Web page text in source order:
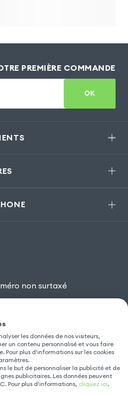
PREMIÈRE COMMANDE
OK
non surtaxé
NOUS
les données de nos visiteurs,
un contenu personnalisé et vous faire
Pour plus d'informations sur les cookies
le but de personnaliser la publicité et de
publicitaires. Les données peuvent
Pour plus d'informations, cliquez ici.